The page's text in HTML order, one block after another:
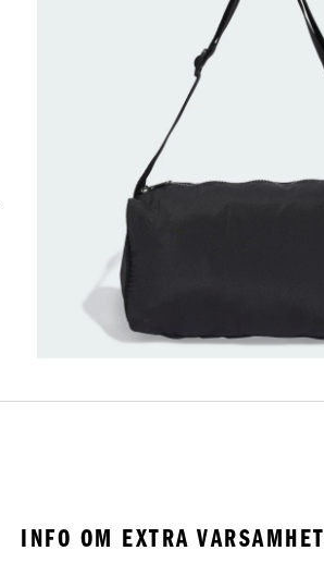
INFO OM EXTRA VARSAMHET